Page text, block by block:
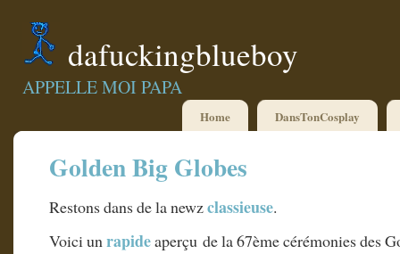
dafuckingblueboy
APPELLE MOI PAPA
Home DansTonCosplay
Golden Big Globes
Restons dans de la newzclassieuse.
Voici unrapideaperçu de la 67ème cérémonies des